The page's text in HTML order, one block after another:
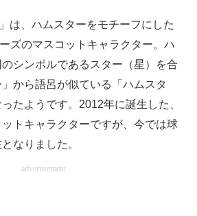
は、ハムスターをモチーフにした
ズのマスコットキャラクター。ハ
シンボルであるスター（星）を合
から語呂が似ている「ハムスタ
たようです。2012年に誕生した、
トキャラクターですが、今では球
なりました。
advertisement